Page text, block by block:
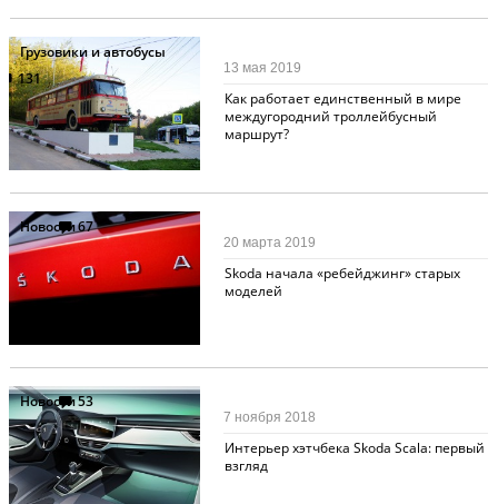
Грузовики и автобусы
131
Как работает единственный в мире
междугородний троллейбусный
маршрут?
13 мая 2019
Новости67
Skoda начала «ребейджинг» старых
моделей
20 марта 2019
Новости53
Интерьер хэтчбека Skoda Scala: первый
взгляд
7 ноября 2018